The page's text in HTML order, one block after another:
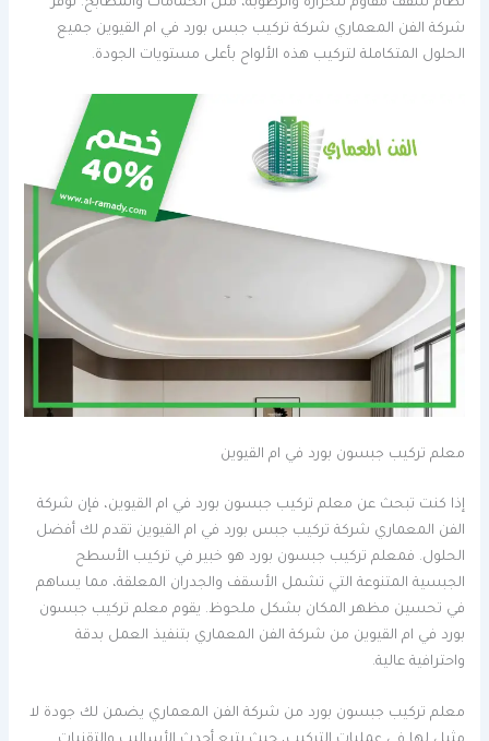
شركة الفن المعماري شركة تركيب جبس بورد في ام القيوين جميع
الحلول المتكاملة لتركيب هذه الألواح بأعلى مستويات الجودة.
معلم تركيب جبسون بورد في ام القيوين
إذا كنت تبحث عن معلم تركيب جبسون بورد في ام القيوين، فإن شركة
الفن المعماري شركة تركيب جبس بورد في ام القيوين تقدم لك أفضل
الحلول. فمعلم تركيب جبسون بورد هو خبير في تركيب الأسطح
الجبسية المتنوعة التي تشمل الأسقف والجدران المعلقة، مما يساهم
في تحسين مظهر المكان بشكل ملحوظ. يقوم معلم تركيب جبسون
بورد في ام القيوين من شركة الفن المعماري بتنفيذ العمل بدقة
واحترافية عالية.
معلم تركيب جبسون بورد من شركة الفن المعماري يضمن لك جودة لا